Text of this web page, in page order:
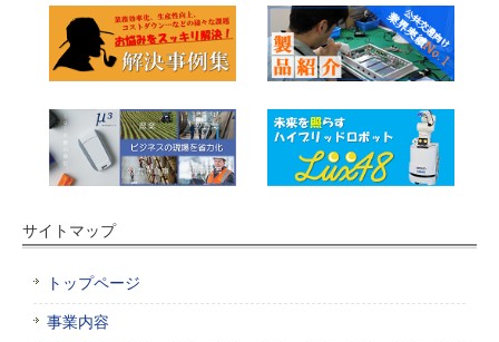
サイトマップ
トップページ
事業内容